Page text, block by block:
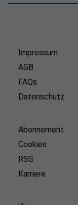
Impressum
AGB
FAQs
Datenschutz
Abonnement
Cookies
RSS
Karriere